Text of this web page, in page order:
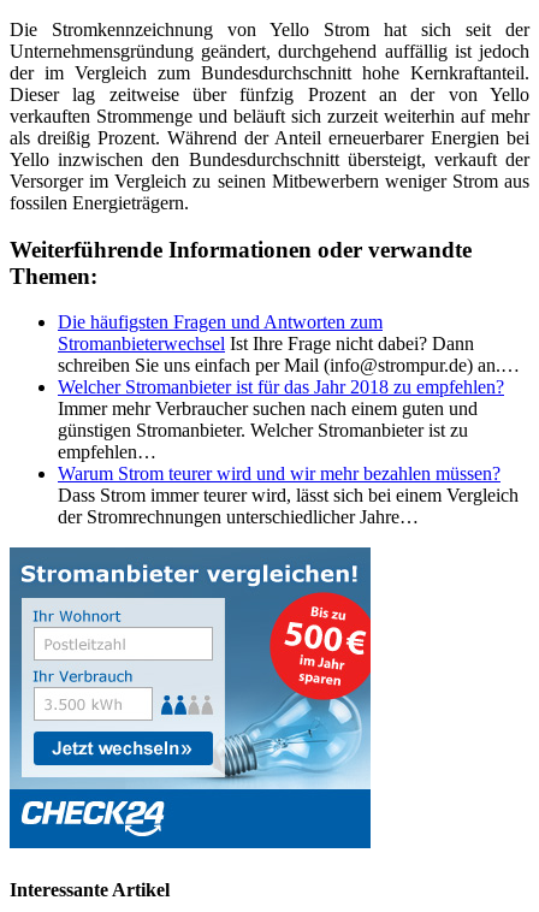
Die Stromkennzeichnung von Yello Strom hat sich seit der
Unternehmensgründung geändert, durchgehend auffällig ist jedoch
der im Vergleich zum Bundesdurchschnitt hohe Kernkraftanteil.
Dieser lag zeitweise über fünfzig Prozent an der von Yello
verkauften Strommenge und beläuft sich zurzeit weiterhin auf mehr
als dreißig Prozent. Während der Anteil erneuerbarer Energien bei
Yello inzwischen den Bundesdurchschnitt übersteigt, verkauft der
Versorger im Vergleich zu seinen Mitbewerbern weniger Strom aus
fossilen Energieträgern.
Weiterführende Informationen oder verwandte
Themen:
Die häufigsten Fragen und Antworten zum
Stromanbieterwechsel Ist Ihre Frage nicht dabei? Dann
schreiben Sie uns einfach per Mail (info@strompur.de) an.…
Welcher Stromanbieter ist für das Jahr 2018 zu empfehlen?
Immer mehr Verbraucher suchen nach einem guten und
günstigen Stromanbieter. Welcher Stromanbieter ist zu
empfehlen…
Warum Strom teurer wird und wir mehr bezahlen müssen?
Dass Strom immer teurer wird, lässt sich bei einem Vergleich
der Stromrechnungen unterschiedlicher Jahre…
Interessante Artikel